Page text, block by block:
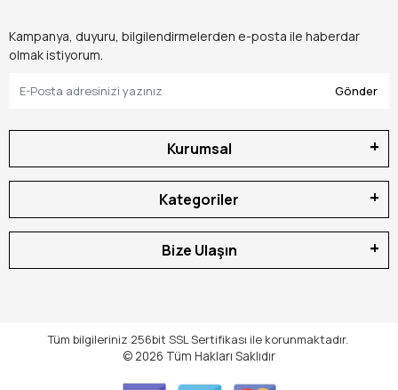
Kampanya, duyuru, bilgilendirmelerden e-posta ile haberdar
olmak istiyorum.
Gönder
Kurumsal
Kategoriler
Bize Ulaşın
Tüm bilgileriniz 256bit SSL Sertifikası ile korunmaktadır.
© 2026 Tüm Hakları Saklıdır